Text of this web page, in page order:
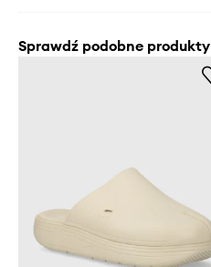
Sprawdź podobne produkty